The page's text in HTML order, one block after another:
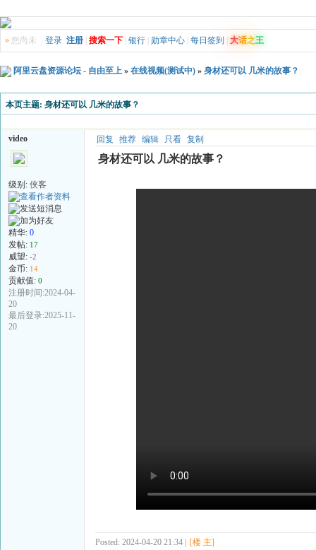
» 您尚未 登录 注册 搜索一下 银行 勋章中心 每日签到 大话之王
阿里云盘资源论坛 - 自由至上 » 在线视频(测试中) » 身材还可以 几米的故事？
本页主题: 身材还可以 几米的故事？
video
级别: 侠客
精华: 0
发帖: 17
威望: -2
金币: 14
贡献值: 0
注册时间:2024-04-
20
最后登录:2025-11-
20
回复 推荐 编辑 只看 复制
身材还可以 几米的故事？
Posted: 2024-04-20 21:34 | [楼 主]